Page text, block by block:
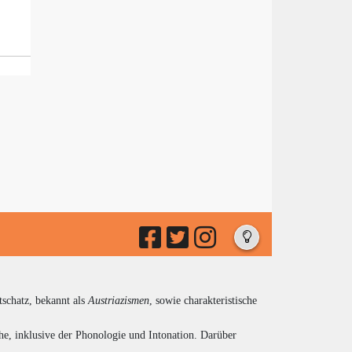
bekannt als Austriazismen , sowie charakteristische
inklusive der Phonologie und Intonation. Darüber